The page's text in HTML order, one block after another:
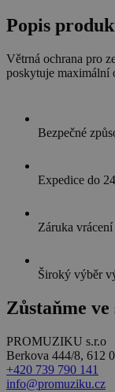
Popis
Větrná ochrana pro
poskytuje maximální
Bezpečné
Expedice do
Záruka vrácení
Široký výběr
Zůstaňme
PROMUZIKU s.r.o
Berkova 444/8, 612
+420 739 790 141
info@promuziku.cz